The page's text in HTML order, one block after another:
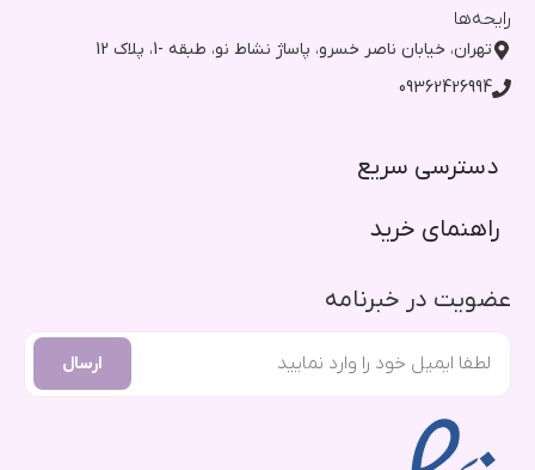
رایحه‌ها
تهران، خیابان ناصر خسرو، پاساژ نشاط نو، طبقه -1، پلاک 12
09362426994
دسترسی سریع​
راهنمای خرید​
عضویت در خبرنامه
ارسال